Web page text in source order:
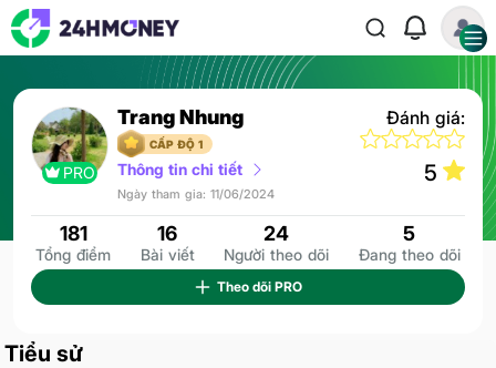
PRO
Trang Nhung
CẤP ĐỘ 1
Thông tin chi tiết
Ngày tham gia: 11/06/2024
Đánh giá:
5
181
Tổng điểm
16
Bài viết
24
Người theo dõi
5
Đang theo dõi
Theo dõi PRO
Tiểu sử